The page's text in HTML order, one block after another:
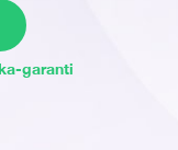
garanti